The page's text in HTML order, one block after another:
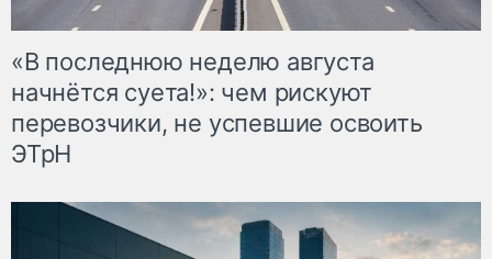
«В последнюю неделю августа
начнётся суета!»: чем рискуют
перевозчики, не успевшие освоить
ЭТрН